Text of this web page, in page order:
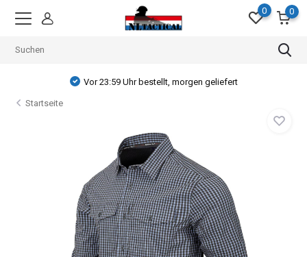
0 0
Vor 23:59 Uhr bestellt, morgen geliefert
Startseite